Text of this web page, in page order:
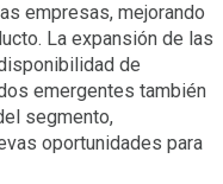
empresas, mejorando
La expansión de las
de
emergentes también
segmento,
oportunidades para